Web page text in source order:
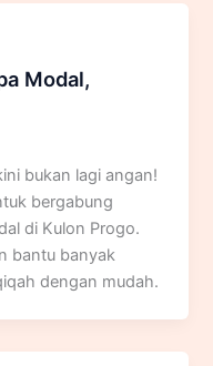
Modal,
bukan lagi angan!
bergabung
di Kulon Progo.
bantu banyak
dengan mudah.